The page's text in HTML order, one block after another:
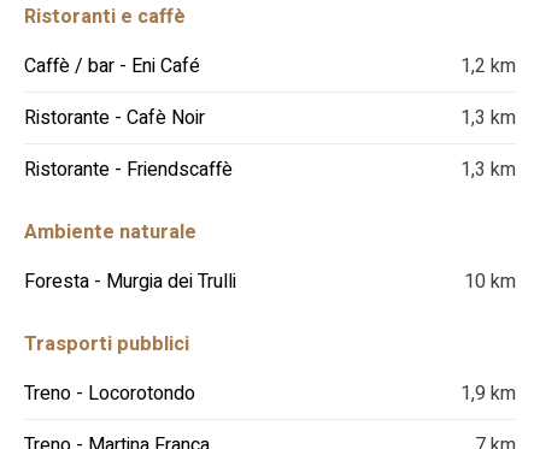
Ristoranti e caffè
Caffè / bar - Eni Café
1,2 km
Ristorante - Cafè Noir
1,3 km
Ristorante - Friendscaffè
1,3 km
Ambiente naturale
Foresta - Murgia dei Trulli
10 km
Trasporti pubblici
Treno - Locorotondo
1,9 km